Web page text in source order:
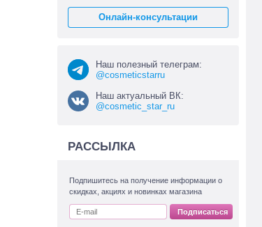
Онлайн-консультации
Наш полезный телеграм:
@cosmeticstarru
Наш актуальный ВК:
@cosmetic_star_ru
РАССЫЛКА
Подпишитесь на получение информации о
скидках, акциях и новинках магазина
Подписаться